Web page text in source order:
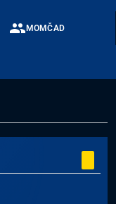
MOMČAD